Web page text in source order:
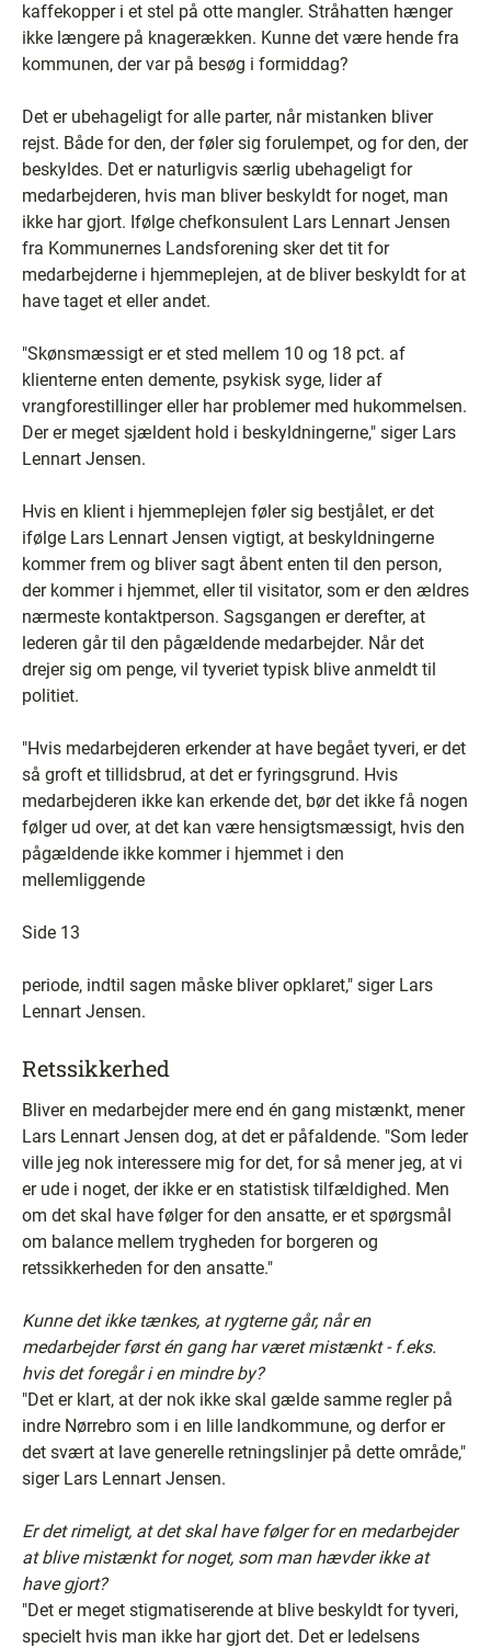
kaffekopper i et stel på otte mangler. Stråhatten hænger
ikke længere på knagerækken. Kunne det være hende fra
kommunen, der var på besøg i formiddag?
Det er ubehageligt for alle parter, når mistanken bliver
rejst. Både for den, der føler sig forulempet, og for den, der
beskyldes. Det er naturligvis særlig ubehageligt for
medarbejderen, hvis man bliver beskyldt for noget, man
ikke har gjort. Ifølge chefkonsulent Lars Lennart Jensen
fra Kommunernes Landsforening sker det tit for
medarbejderne i hjemmeplejen, at de bliver beskyldt for at
have taget et eller andet.
"Skønsmæssigt er et sted mellem 10 og 18 pct. af
klienterne enten demente, psykisk syge, lider af
vrangforestillinger eller har problemer med hukommelsen.
Der er meget sjældent hold i beskyldningerne," siger Lars
Lennart Jensen.
Hvis en klient i hjemmeplejen føler sig bestjålet, er det
ifølge Lars Lennart Jensen vigtigt, at beskyldningerne
kommer frem og bliver sagt åbent enten til den person,
der kommer i hjemmet, eller til visitator, som er den ældres
nærmeste kontaktperson. Sagsgangen er derefter, at
lederen går til den pågældende medarbejder. Når det
drejer sig om penge, vil tyveriet typisk blive anmeldt til
politiet.
"Hvis medarbejderen erkender at have begået tyveri, er det
så groft et tillidsbrud, at det er fyringsgrund. Hvis
medarbejderen ikke kan erkende det, bør det ikke få nogen
følger ud over, at det kan være hensigtsmæssigt, hvis den
pågældende ikke kommer i hjemmet i den
mellemliggende
Side 13
periode, indtil sagen måske bliver opklaret," siger Lars
Lennart Jensen.
Retssikkerhed
Bliver en medarbejder mere end én gang mistænkt, mener
Lars Lennart Jensen dog, at det er påfaldende. "Som leder
ville jeg nok interessere mig for det, for så mener jeg, at vi
er ude i noget, der ikke er en statistisk tilfældighed. Men
om det skal have følger for den ansatte, er et spørgsmål
om balance mellem trygheden for borgeren og
retssikkerheden for den ansatte."
Kunne det ikke tænkes, at rygterne går, når en
medarbejder først én gang har været mistænkt - f.eks.
hvis det foregår i en mindre by?
"Det er klart, at der nok ikke skal gælde samme regler på
indre Nørrebro som i en lille landkommune, og derfor er
det svært at lave generelle retningslinjer på dette område,"
siger Lars Lennart Jensen.
Er det rimeligt, at det skal have følger for en medarbejder
at blive mistænkt for noget, som man hævder ikke at
have gjort?
"Det er meget stigmatiserende at blive beskyldt for tyveri,
specielt hvis man ikke har gjort det. Det er ledelsens